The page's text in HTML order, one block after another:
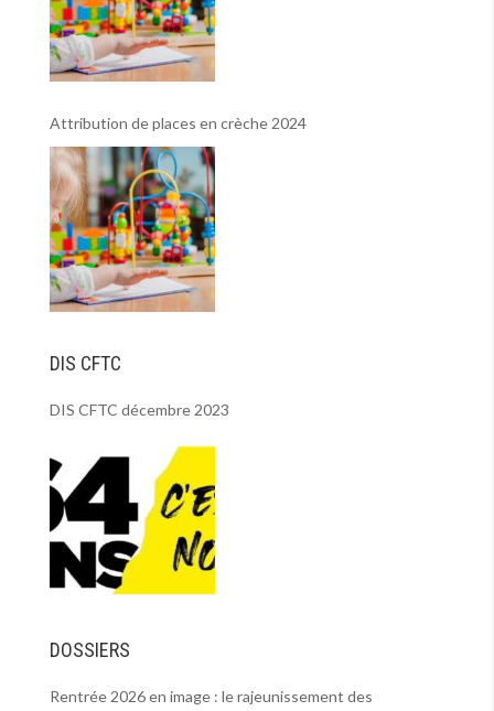
Attribution de places en crèche 2024
DIS CFTC
DIS CFTC décembre 2023
DOSSIERS
Rentrée 2026 en image : le rajeunissement des